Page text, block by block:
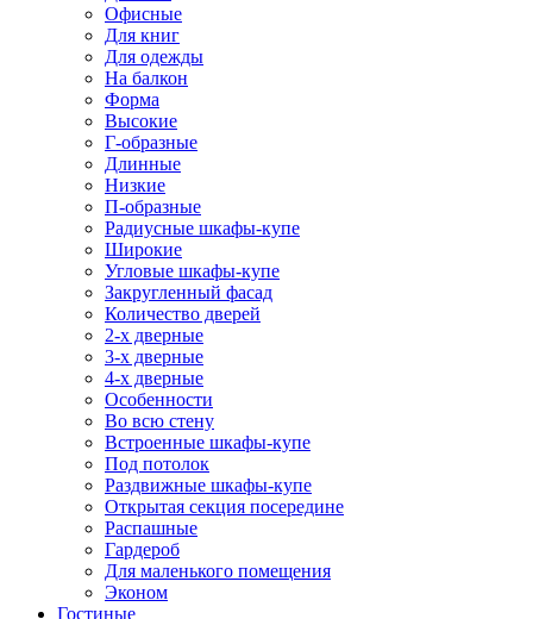
Офисные
Для книг
Для одежды
На балкон
Форма
Высокие
Г-образные
Длинные
Низкие
П-образные
Радиусные шкафы-купе
Широкие
Угловые шкафы-купе
Закругленный фасад
Количество дверей
2-х дверные
3-х дверные
4-х дверные
Особенности
Во всю стену
Встроенные шкафы-купе
Под потолок
Раздвижные шкафы-купе
Открытая секция посередине
Распашные
Гардероб
Для маленького помещения
Эконом
Гостиные